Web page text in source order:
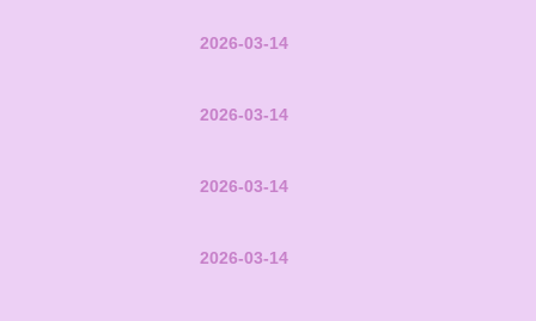
2026-03-14
2026-03-14
2026-03-14
2026-03-14